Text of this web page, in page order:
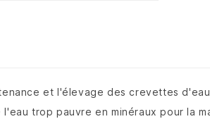
et l'élevage des crevettes
trop pauvre en minéraux pour la